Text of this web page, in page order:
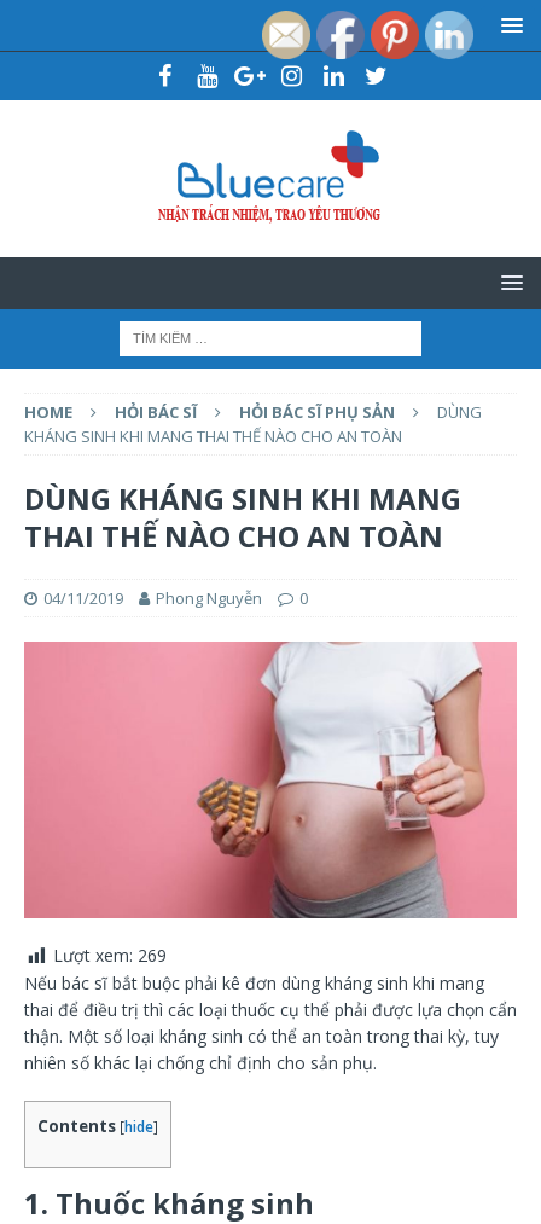
HOME HỎI BÁC SĨ HỎI BÁC SĨ PHỤ SẢN
DÙNG
KHÁNG SINH KHI MANG THAI THẾ NÀO CHO AN TOÀN
DÙNG KHÁNG SINH KHI MANG
THAI THẾ NÀO CHO AN TOÀN
04/11/2019 Phong Nguyễn 0
Lượt xem: 269
Nếu bác sĩ bắt buộc phải kê đơn dùng kháng sinh khi mang
thai để điều trị thì các loại thuốc cụ thể phải được lựa chọn cẩn
thận. Một số loại kháng sinh có thể an toàn trong thai kỳ, tuy
nhiên số khác lại chống chỉ định cho sản phụ.
Contents [hide]
1. Thuốc kháng sinh